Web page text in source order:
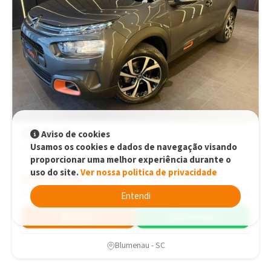
Citroën C4
CACTUS FEEL Pack 1.6 16V Flex Aut. Automático
R$99.900,00
R$99.900,00
2024 36.731 km
Blumenau - SC
Aviso de cookies
Usamos os cookies e dados de navegação visando
proporcionar uma melhor experiência durante o
uso do site.Ver nossa politica de privacidade
Entendi